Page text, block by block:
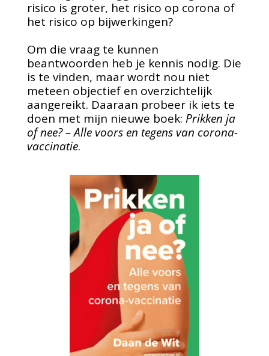
risico is groter, het risico op corona of
het risico op bijwerkingen?
Om die vraag te kunnen
beantwoorden heb je kennis nodig. Die
is te vinden, maar wordt nou niet
meteen objectief en overzichtelijk
aangereikt. Daaraan probeer ik iets te
doen met mijn nieuwe boek: Prikken ja
of nee? – Alle voors en tegens van corona-
vaccinatie.